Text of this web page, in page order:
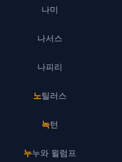
나미
나서스
나피리
노틸러스
녹턴
누누와 윌럼프